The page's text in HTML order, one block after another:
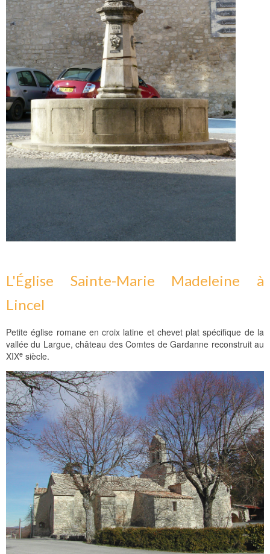
L'Église Sainte-Marie Madeleine à
Lincel
Petite église romane en croix latine et chevet plat spécifique de la
vallée du Largue, château des Comtes de Gardanne reconstruit au
XIXe siècle.